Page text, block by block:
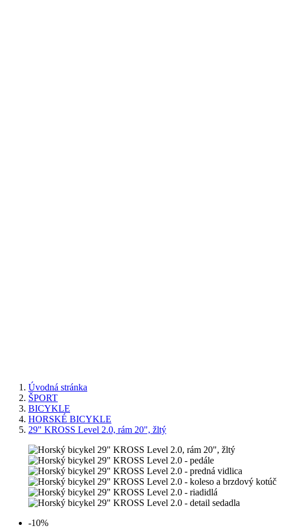
Úvodná stránka
ŠPORT
BICYKLE
HORSKÉ BICYKLE
29" KROSS Level 2.0, rám 20", žltý
-10%